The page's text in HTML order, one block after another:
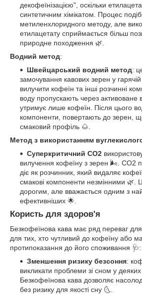
декофеїнізацією", оскільки
синтетичним хімікатом. Процес
метиленхлоридного методу, але
етилацетату сприймається більш
природне походження 🌿.
Водний метод:
Швейцарський водний метод:
замочування кавових зерен у
вилучити кофеїн та інші розчинні
воду пропускають через активоване
утримує лише кофеїн. Після цього
компоненти, повертають до зерен,
смаковий профіль 🌰.
Метод з використанням
Суперкритичний CO2
вилучення кофеїну з зерен 🌬️. CO2
діє як розчинник, який видаляє
смакові компоненти незмінними 🌿.
дорогим, але вважається одним з
ефективніших 🌟.
Користь для здоров'я
Безкофеїнова кава має ряд переваг
для тих, хто чутливий до кофеїну або
протипоказання до його споживання 🩺:
Зменшення ризику безсоння:
викликати проблеми зі сном у
Безкофеїнова кава дозволяє
без ризику для якості сну 🌜.